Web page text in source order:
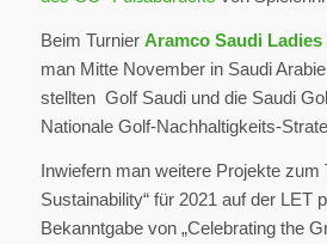
Beim Turnier Aramco Saudi
man Mitte November in Saudi
stellten Golf Saudi und die Saudi
Nationale Golf-Nachhaltigkeits-
Inwiefern man weitere Projekte zum
Sustainability“ für 2021 auf der LET
Bekanntgabe von „Celebrating the